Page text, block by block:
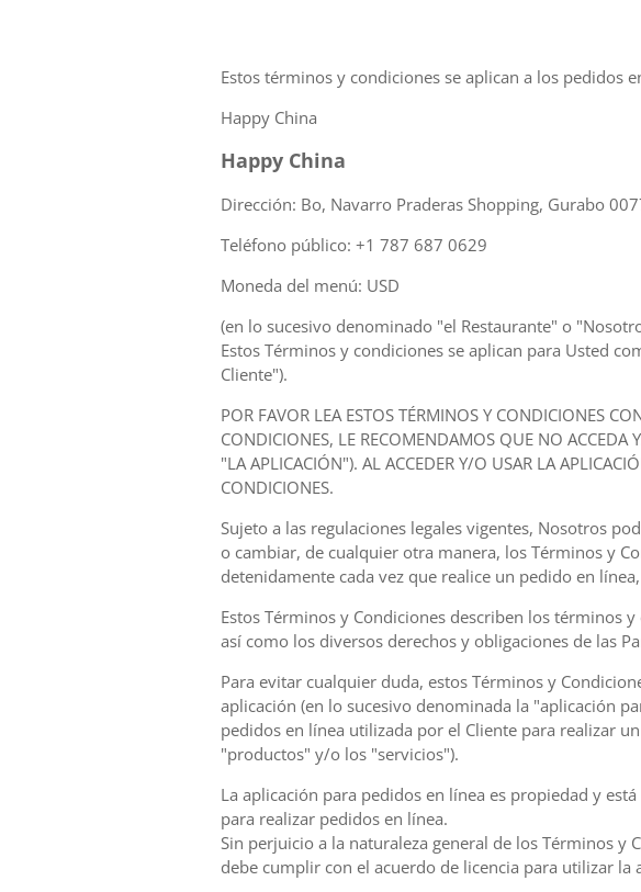
Estos términos y condiciones se aplican a los pedidos
Happy China
Happy China
Dirección: Bo, Navarro Praderas Shopping, Gurabo
Teléfono público: +1 787 687 0629
Moneda del menú: USD
(en lo sucesivo denominado "el Restaurante" o
Estos Términos y condiciones se aplican para Usted
Cliente").
POR FAVOR LEA ESTOS TÉRMINOS Y CONDICIONES
CONDICIONES, LE RECOMENDAMOS QUE NO
"LA APLICACIÓN"). AL ACCEDER Y/O USAR LA
CONDICIONES.
Sujeto a las regulaciones legales vigentes, Nosotros
o cambiar, de cualquier otra manera, los Términos y
detenidamente cada vez que realice un pedido en
Estos Términos y Condiciones describen los términos
así como los diversos derechos y obligaciones de las
Para evitar cualquier duda, estos Términos y
aplicación (en lo sucesivo denominada la "aplicación
pedidos en línea utilizada por el Cliente para realizar
"productos" y/o los "servicios").
La aplicación para pedidos en línea es propiedad y
para realizar pedidos en línea.
Sin perjuicio a la naturaleza general de los Términos
debe cumplir con el acuerdo de licencia para utilizar la